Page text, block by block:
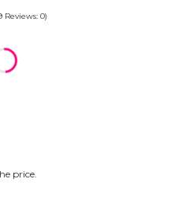
Reviews: 0)
price.